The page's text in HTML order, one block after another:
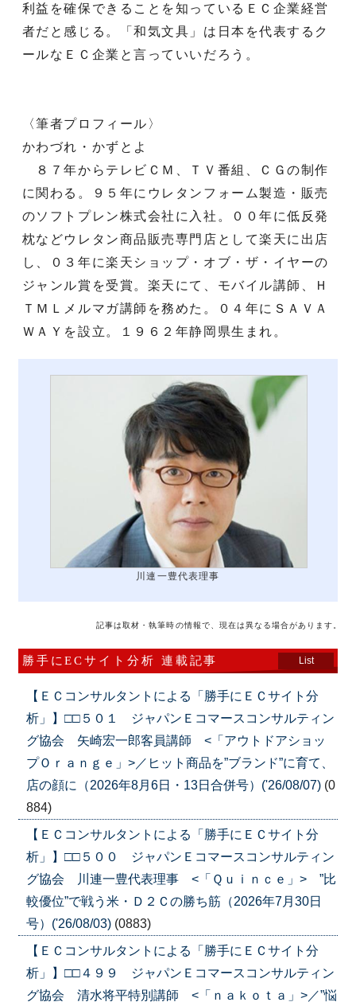
利益を確保できることを知っているＥＣ企業経営
者だと感じる。「和気文具」は日本を代表するク
ールなＥＣ企業と言っていいだろう。
〈筆者プロフィール〉
かわづれ・かずとよ
８７年からテレビＣＭ、ＴＶ番組、ＣＧの制作
に関わる。９５年にウレタンフォーム製造・販売
のソフトプレン株式会社に入社。００年に低反発
枕などウレタン商品販売専門店として楽天に出店
し、０３年に楽天ショップ・オブ・ザ・イヤーの
ジャンル賞を受賞。楽天にて、モバイル講師、Ｈ
ＴＭＬメルマガ講師を務めた。０４年にＳＡＶＡ
ＷＡＹを設立。１９６２年静岡県生まれ。
川連一豊代表理事
記事は取材・執筆時の情報で、現在は異なる場合があります。
勝手にECサイト分析 連載記事 List
【ＥＣコンサルタントによる「勝手にＥＣサイト分
析」】□□５０１ ジャパンＥコマースコンサルティン
グ協会 矢崎宏一郎客員講師 <「アウトドアショッ
プＯｒａｎｇｅ」>／ヒット商品を”ブランド”に育て、
店の顔に（2026年8月6日・13日合併号）('26/08/07) (0
884)
【ＥＣコンサルタントによる「勝手にＥＣサイト分
析」】□□５００ ジャパンＥコマースコンサルティン
グ協会 川連一豊代表理事 <「Ｑｕｉｎｃｅ」> ”比
較優位”で戦う米・Ｄ２Ｃの勝ち筋（2026年7月30日
号）('26/08/03) (0883)
【ＥＣコンサルタントによる「勝手にＥＣサイト分
析」】□□４９９ ジャパンＥコマースコンサルティン
グ協会 清水将平特別講師 <「ｎａｋｏｔａ」>／”悩